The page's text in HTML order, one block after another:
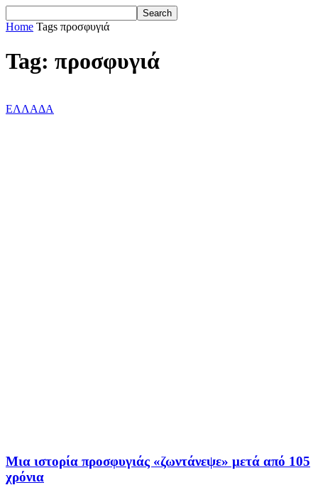
Home Tags προσφυγιά
Tag: προσφυγιά
ΕΛΛΑΔΑ
Μια ιστορία προσφυγιάς «ζωντάνεψε» μετά από 105
χρόνια